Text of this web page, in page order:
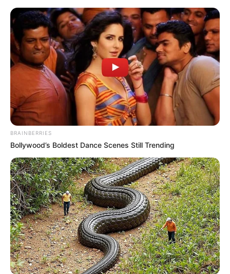
8 Kata Lucu Seputar Malam
Minggu ala Jomblo yang Bikin
Ngenes
10 Desain Kanopi Tempat
Tidur, Serasa Beristirahat di
Kamar Raja
BRAINBERRIES
Bollywood’s Boldest Dance Scenes Still Trending